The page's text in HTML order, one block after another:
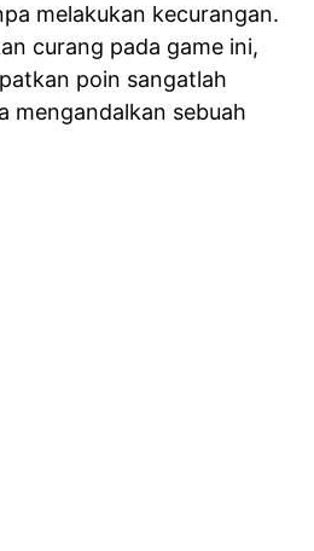
melakukan kecurangan.
curang pada game ini,
poin sangatlah
mengandalkan sebuah